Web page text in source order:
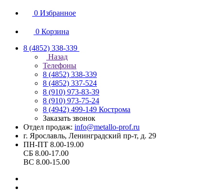
0 Избранное
0 Корзина
8 (4852) 338-339
Назад
Телефоны
8 (4852) 338-339
8 (4852) 337-524
8 (910) 973-83-39
8 (910) 973-75-24
8 (4942) 499-149 Кострома
Заказать звонок
Отдел продаж: info@metallo-prof.ru
г. Ярославль, Ленинградский пр-т, д. 29
ПН-ПТ 8.00-19.00
СБ 8.00-17.00
ВС 8.00-15.00